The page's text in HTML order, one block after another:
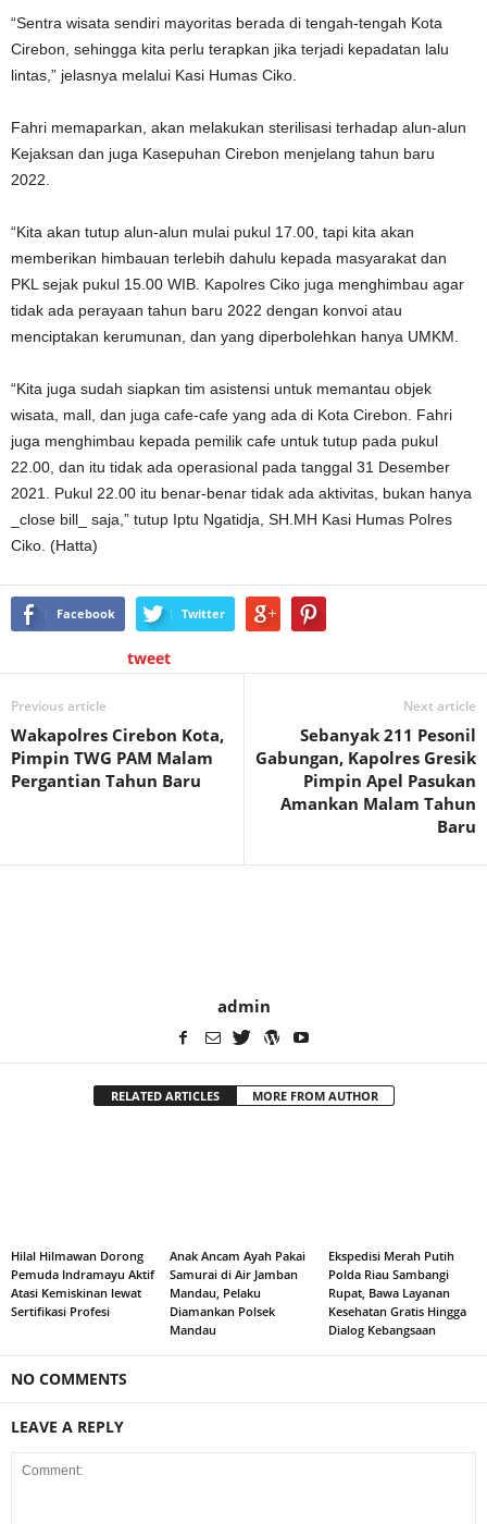
“Sentra wisata sendiri mayoritas berada di tengah-tengah Kota
Cirebon, sehingga kita perlu terapkan jika terjadi kepadatan lalu
lintas,” jelasnya melalui Kasi Humas Ciko.
Fahri memaparkan, akan melakukan sterilisasi terhadap alun-alun
Kejaksan dan juga Kasepuhan Cirebon menjelang tahun baru
2022.
“Kita akan tutup alun-alun mulai pukul 17.00, tapi kita akan
memberikan himbauan terlebih dahulu kepada masyarakat dan
PKL sejak pukul 15.00 WIB. Kapolres Ciko juga menghimbau agar
tidak ada perayaan tahun baru 2022 dengan konvoi atau
menciptakan kerumunan, dan yang diperbolehkan hanya UMKM.
“Kita juga sudah siapkan tim asistensi untuk memantau objek
wisata, mall, dan juga cafe-cafe yang ada di Kota Cirebon. Fahri
juga menghimbau kepada pemilik cafe untuk tutup pada pukul
22.00, dan itu tidak ada operasional pada tanggal 31 Desember
2021. Pukul 22.00 itu benar-benar tidak ada aktivitas, bukan hanya
_close bill_ saja,” tutup Iptu Ngatidja, SH.MH Kasi Humas Polres
Ciko. (Hatta)
Facebook Twitter
tweet
Previous article
Wakapolres Cirebon Kota,
Pimpin TWG PAM Malam
Pergantian Tahun Baru
Next article
Sebanyak 211 Pesonil
Gabungan, Kapolres Gresik
Pimpin Apel Pasukan
Amankan Malam Tahun
Baru
admin
RELATED ARTICLES MORE FROM AUTHOR
Hilal Hilmawan Dorong
Pemuda Indramayu Aktif
Atasi Kemiskinan lewat
Sertifikasi Profesi
Anak Ancam Ayah Pakai
Samurai di Air Jamban
Mandau, Pelaku
Diamankan Polsek
Mandau
Ekspedisi Merah Putih
Polda Riau Sambangi
Rupat, Bawa Layanan
Kesehatan Gratis Hingga
Dialog Kebangsaan
NO COMMENTS
LEAVE A REPLY